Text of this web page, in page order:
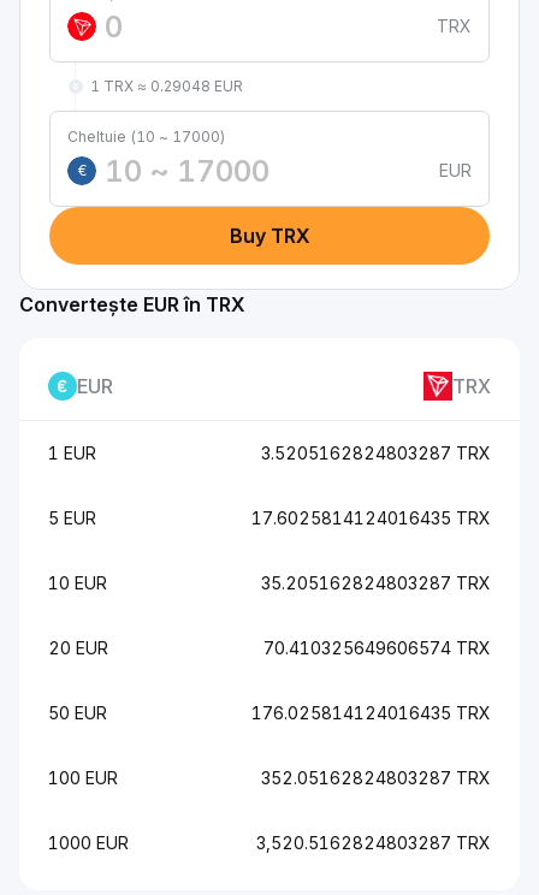
TRX
1 TRX ≈ 0.29048 EUR
Cheltuie (10 ~ 17000)
€
EUR
Buy TRX
Convertește EUR în TRX
EUR TRX
1 EUR 3.5205162824803287 TRX
5 EUR 17.6025814124016435 TRX
10 EUR 35.205162824803287 TRX
20 EUR 70.410325649606574 TRX
50 EUR 176.025814124016435 TRX
100 EUR 352.05162824803287 TRX
1000 EUR 3,520.5162824803287 TRX